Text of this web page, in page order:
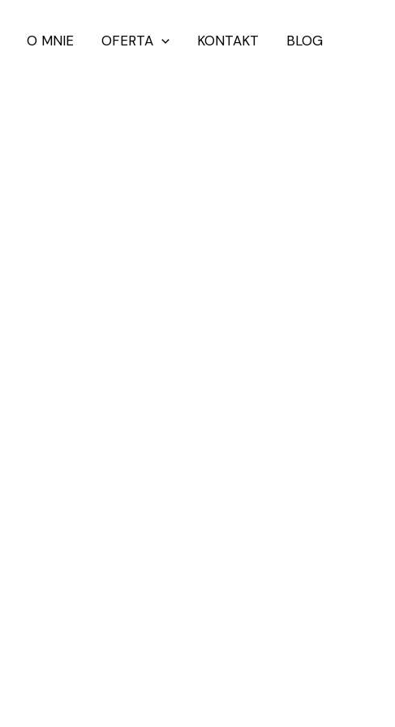
O MNIE OFERTA KONTAKT BLOG